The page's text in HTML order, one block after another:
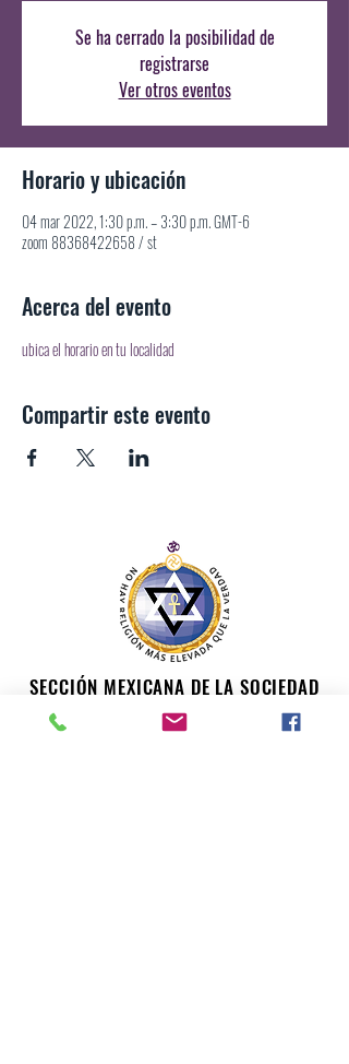
Se ha cerrado la posibilidad de
registrarse
Ver otros eventos
Horario y ubicación
04 mar 2022, 1:30 p.m. – 3:30 p.m. GMT-6
zoom 88368422658 / st
Acerca del evento
ubica el horario en tu localidad
Compartir este evento
SECCIÓN MEXICANA DE LA SOCIEDAD
TEOSÓFICA